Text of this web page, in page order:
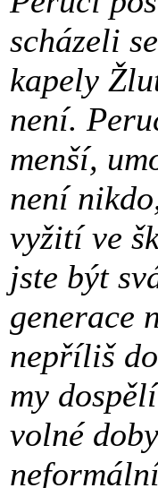
scházeli
kapely
není.
menší,
není
vyžití ve
jste být
generace
nepříliš
my
volné